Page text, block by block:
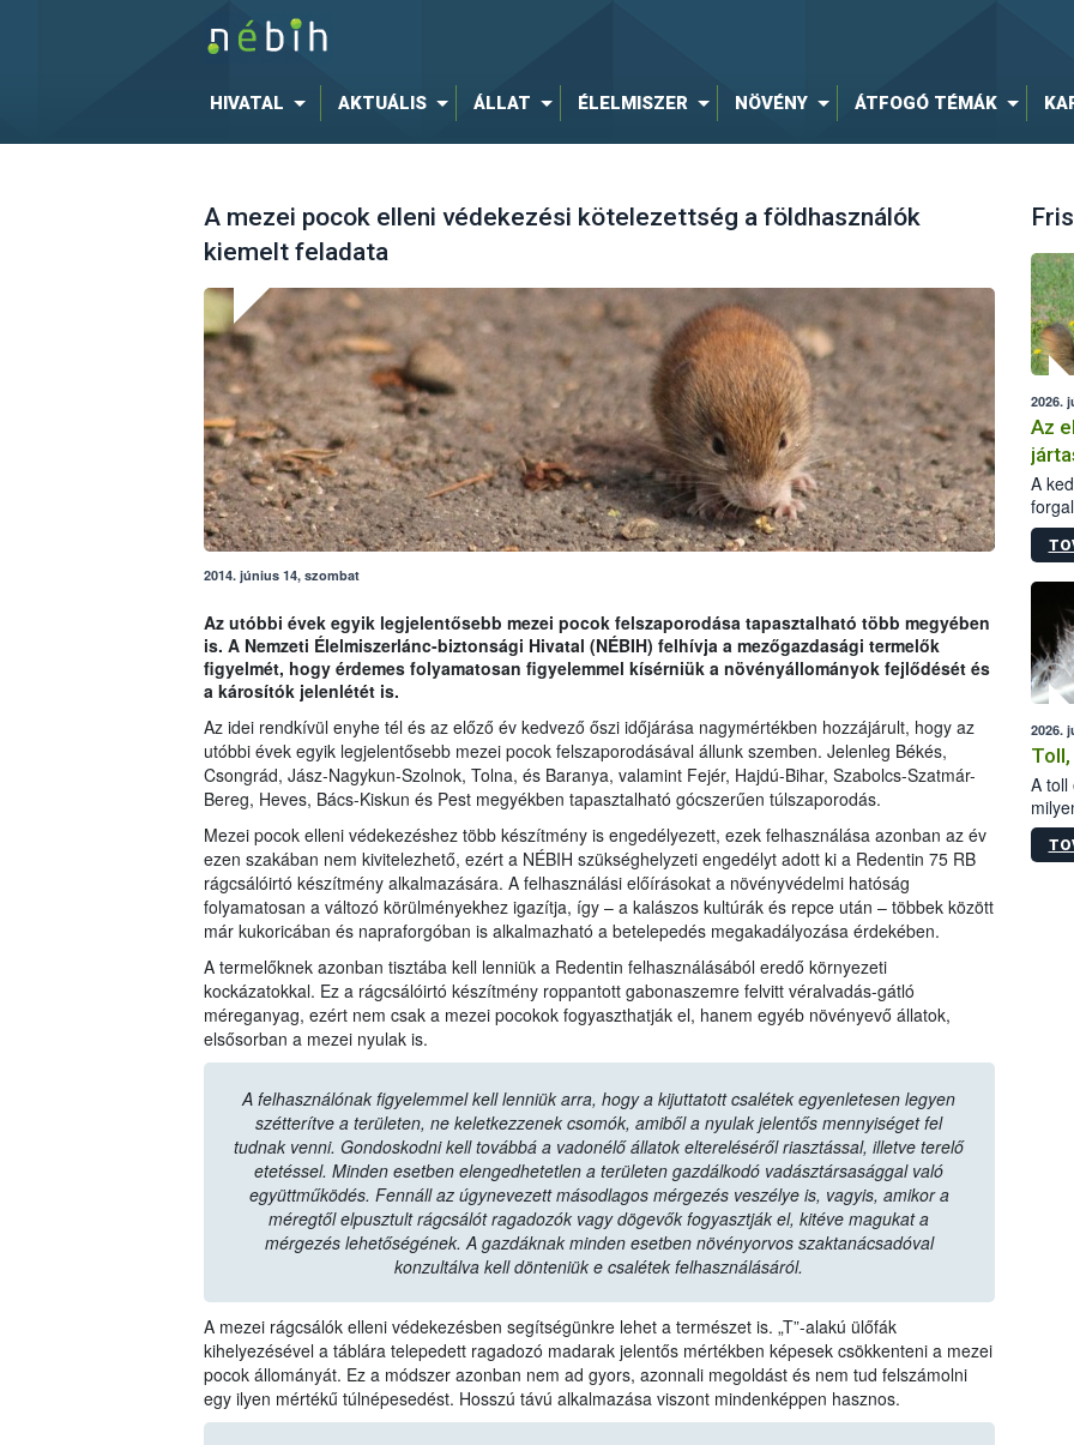
HIVATAL AKTUÁLIS ÁLLAT ÉLELMISZER NÖVÉNY ÁTFOGÓ TÉMÁK
A mezei pocok elleni védekezési kötelezettség a földhasználók
kiemelt feladata
2014. június 14, szombat
Az utóbbi évek egyik legjelentősebb mezei pocok felszaporodása tapasztalható több megyében
is. A Nemzeti Élelmiszerlánc-biztonsági Hivatal (NÉBIH) felhívja a mezőgazdasági termelők
figyelmét, hogy érdemes folyamatosan figyelemmel kísérniük a növényállományok fejlődését és
a károsítók jelenlétét is.
Az idei rendkívül enyhe tél és az előző év kedvező őszi időjárása nagymértékben hozzájárult, hogy az
utóbbi évek egyik legjelentősebb mezei pocok felszaporodásával állunk szemben. Jelenleg Békés,
Csongrád, Jász-Nagykun-Szolnok, Tolna, és Baranya, valamint Fejér, Hajdú-Bihar, Szabolcs-Szatmár-
Bereg, Heves, Bács-Kiskun és Pest megyékben tapasztalható gócszerűen túlszaporodás.
Mezei pocok elleni védekezéshez több készítmény is engedélyezett, ezek felhasználása azonban az év
ezen szakában nem kivitelezhető, ezért a NÉBIH szükséghelyzeti engedélyt adott ki a Redentin 75 RB
rágcsálóirtó készítmény alkalmazására. A felhasználási előírásokat a növényvédelmi hatóság
folyamatosan a változó körülményekhez igazítja, így – a kalászos kultúrák és repce után – többek között
már kukoricában és napraforgóban is alkalmazható a betelepedés megakadályozása érdekében.
A termelőknek azonban tisztába kell lenniük a Redentin felhasználásából eredő környezeti
kockázatokkal. Ez a rágcsálóirtó készítmény roppantott gabonaszemre felvitt véralvadás-gátló
méreganyag, ezért nem csak a mezei pocokok fogyaszthatják el, hanem egyéb növényevő állatok,
elsősorban a mezei nyulak is.
A felhasználónak figyelemmel kell lenniük arra, hogy a kijuttatott csalétek egyenletesen legyen
szétterítve a területen, ne keletkezzenek csomók, amiből a nyulak jelentős mennyiséget fel
tudnak venni. Gondoskodni kell továbbá a vadonélő állatok eltereléséről riasztással, illetve terelő
etetéssel. Minden esetben elengedhetetlen a területen gazdálkodó vadásztársasággal való
együttműködés. Fennáll az úgynevezett másodlagos mérgezés veszélye is, vagyis, amikor a
méregtől elpusztult rágcsálót ragadozók vagy dögevők fogyasztják el, kitéve magukat a
mérgezés lehetőségének. A gazdáknak minden esetben növényorvos szaktanácsadóval
konzultálva kell dönteniük e csalétek felhasználásáról.
A mezei rágcsálók elleni védekezésben segítségünkre lehet a természet is. „T”-alakú ülőfák
kihelyezésével a táblára telepedett ragadozó madarak jelentős mértékben képesek csökkenteni a mezei
pocok állományát. Ez a módszer azonban nem ad gyors, azonnali megoldást és nem tud felszámolni
egy ilyen mértékű túlnépesedést. Hosszú távú alkalmazása viszont mindenképpen hasznos.
2026.
Az
A
2026.
A toll